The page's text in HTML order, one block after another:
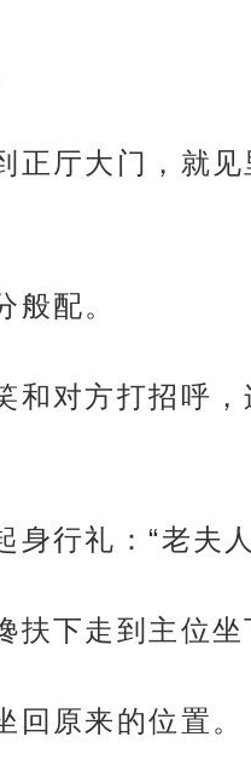
正厅大门，就
般配。
和对方打招呼
身行礼：“老夫
扶下走到主位坐
回原来的位置。